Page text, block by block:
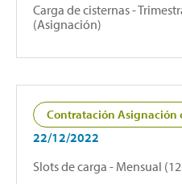
Carga de cisternas -
(Asignación)
Contratación Asignación
22/12/2022
Slots de carga - Mensual